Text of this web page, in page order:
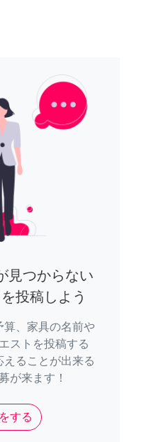
見つからない
投稿しよう
算、家具の名前や
ストを投稿する
えることが出来る
が来ます！
する